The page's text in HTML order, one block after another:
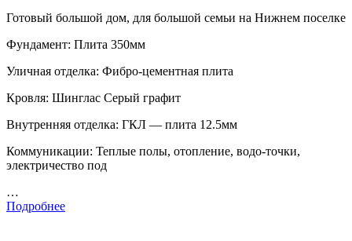
Готовый большой дом, для большой семьи на Нижнем поселке
Фундамент: Плита 350мм
Уличная отделка: Фибро-цементная плита
Кровля: Шинглас Серый графит
Внутренняя отделка: ГКЛ — плита 12.5мм
Коммуникации: Теплые полы, отопление, водо-точки,
электричество под
…
Подробнее